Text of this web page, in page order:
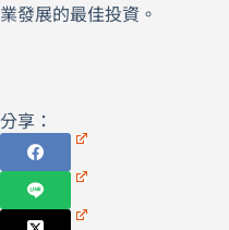
業發展的最佳投資。
分享：